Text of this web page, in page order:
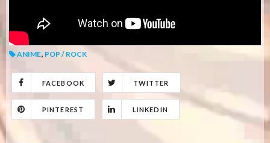
ANIME POP / ROCK
FACEBOOK TWITTER
PINTEREST LINKEDIN